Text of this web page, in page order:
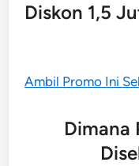
Diskon 1,5
Ambil Promo Ini
Dimana